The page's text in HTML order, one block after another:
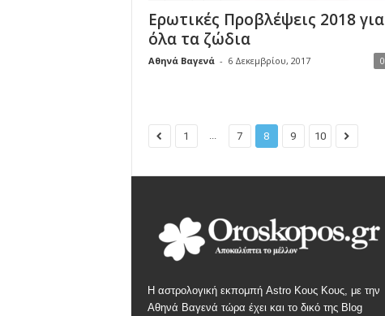
Ερωτικές Προβλέψεις 2018 για
όλα τα ζώδια
Αθηνά Βαγενά - 6 Δεκεμβρίου, 2017 0
1 ... 7 8 9 10
Η αστρολογική εκπομπή Astro Κους Κους, με την
Αθηνά Βαγενά τώρα έχει και το δικό της Blog